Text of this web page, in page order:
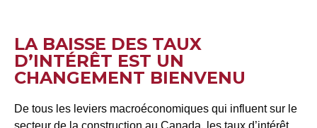
LA BAISSE DES TAUX
D’INTÉRÊT EST UN
CHANGEMENT BIENVENU
De tous les leviers macroéconomiques qui influent sur le
secteur de la construction au Canada, les taux d’intérêt